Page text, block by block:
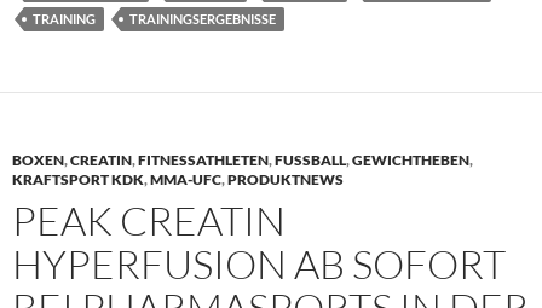
TRAINING
TRAININGSERGEBNISSE
BOXEN,CREATIN,FITNESSATHLETEN,FUSSBALL,GEWICHTHEBEN,
KRAFTSPORT KDK,MMA-UFC,PRODUKTNEWS
PEAK CREATIN
HYPERFUSION AB SOFORT